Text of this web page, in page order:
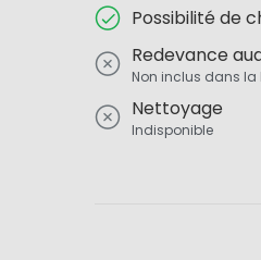
Possibilité de
Redevance
Non inclus dans
Nettoyage
Indisponible